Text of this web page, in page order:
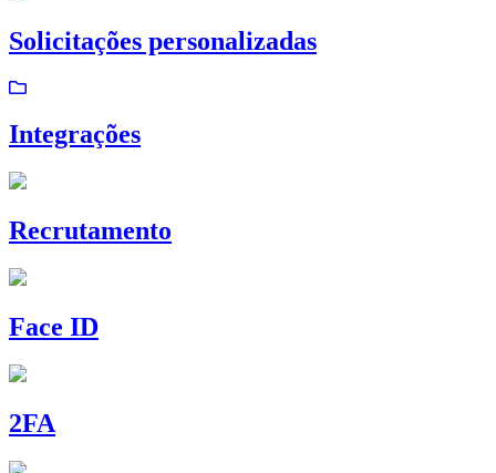
Solicitações personalizadas
Integrações
Recrutamento
Face ID
2FA